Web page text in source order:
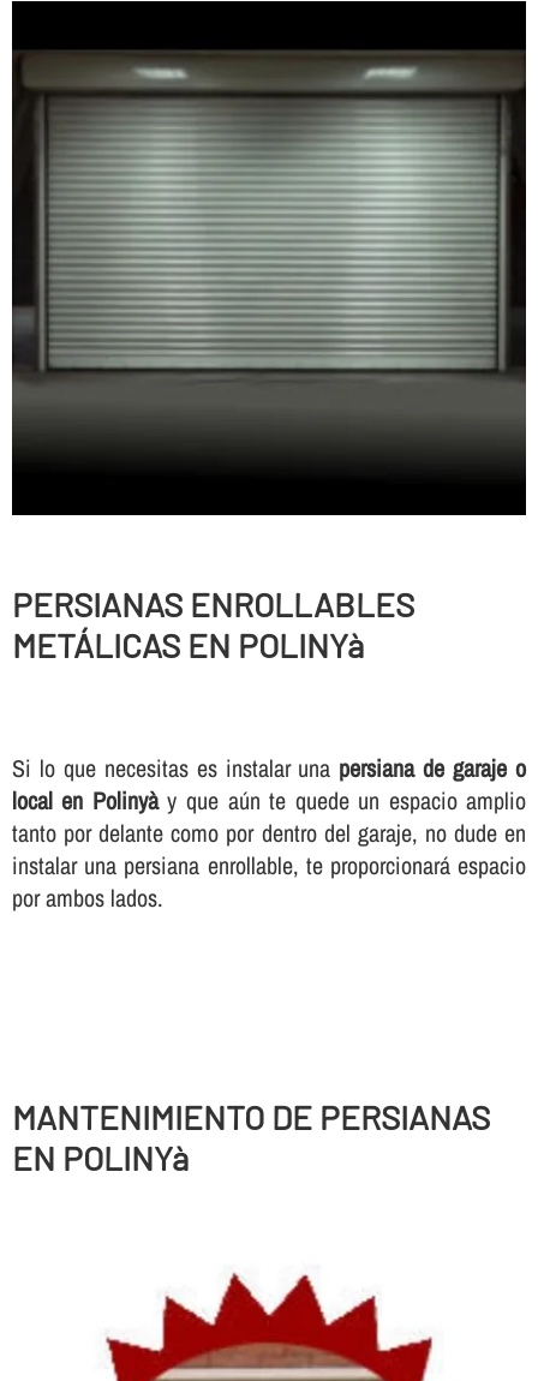
PERSIANAS ENROLLABLES
METÁLICAS EN POLINYà
Si lo que necesitas es instalar una persiana de garaje o
local en Polinyày que aún te quede un espacio amplio
tanto por delante como por dentro del garaje, no dude en
instalar una persiana enrollable, te proporcionará espacio
por ambos lados.
MANTENIMIENTO DE PERSIANAS
EN POLINYà